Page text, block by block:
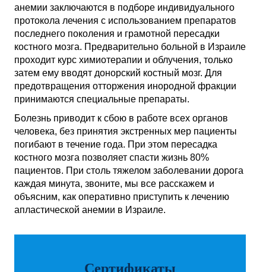
анемии заключаются в подборе индивидуального
протокола лечения с использованием препаратов
последнего поколения и грамотной пересадки
костного мозга. Предварительно больной в Израиле
проходит курс химиотерапии и облучения, только
затем ему вводят донорский костный мозг. Для
предотвращения отторжения инородной фракции
принимаются специальные препараты.
Болезнь приводит к сбою в работе всех органов
человека, без принятия экстренных мер пациенты
погибают в течение года. При этом пересадка
костного мозга позволяет спасти жизнь 80%
пациентов. При столь тяжелом заболевании дорога
каждая минута, звоните, мы все расскажем и
объясним, как оперативно приступить к лечению
апластической анемии в Израиле.
Сертификаты